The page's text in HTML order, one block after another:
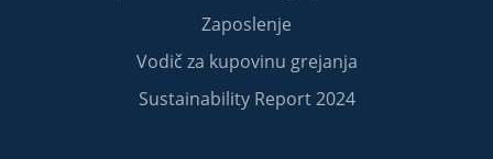
Zaposlenje
Vodič za kupovinu grejanja
Sustainability Report 2024